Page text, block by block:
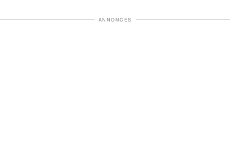
ANNONCES